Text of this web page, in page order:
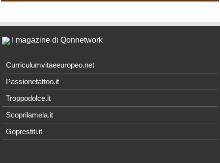
I magazine di Qonnetwork
Curriculumvitaeeuropeo.net
Passionetattoo.it
Troppodolce.it
Scoprilamela.it
Goprestiti.it